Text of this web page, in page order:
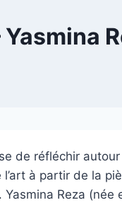
de réfléchir
à partir de la
Yasmina Reza (née